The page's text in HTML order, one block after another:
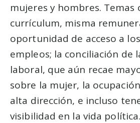
mujeres y hombres. Temas
currículum, misma
oportunidad de acceso a
empleos; la conciliación de
laboral, que aún recae
sobre la mujer, la
alta dirección, e incluso
visibilidad en la vida